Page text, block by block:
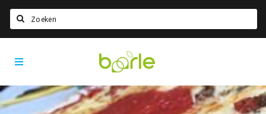
Home
Informatie
Visit
Baarle